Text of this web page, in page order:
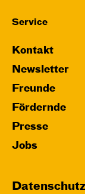
Service
Kontakt
Newsletter
Freunde
Fördernde
Presse
Jobs
Datenschutz